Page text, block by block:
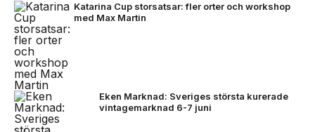
Katarina Cup storsatsar: fler orter och workshop
med Max Martin
Eken Marknad: Sveriges största kurerade
vintagemarknad 6-7 juni